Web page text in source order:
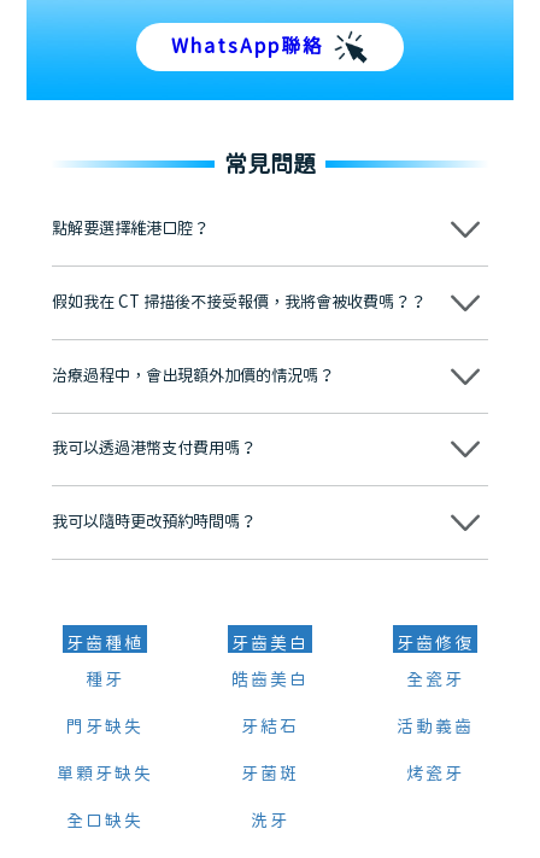
WhatsApp聯絡
常見問題
點解要選擇維港口腔？
維港口腔踐行「醫道濟世」的大學校訓，各分院匯聚來自香港、內地的
牌」、「2025香港企業領袖品牌」，是諾貝爾種植系統全球放心植牙中
至今已服務超過三十個國家和地區的顧客，受到粵港澳大灣區及周邊城
市市民極高的口碑評價及信任推薦 珠海、深圳設有八大分院，香港亦設
有咨詢及服務保障中心，有任何問題都可以隨時預約免費咨詢，讓人十
假如我在 CT 掃描後不接受報價，我將會被收費嗎？？
不會！只要未開始實際服務之前，你不會被收取任何費用。
治療過程中，會出現額外加價的情況嗎？
不會，治療前我們會詳細說明治療方案及對應的價錢，顧客同意並簽字
我可以透過港幣支付費用嗎？
可以。維港口腔會按照當日匯率轉算收取費用，而匯率會及時告知客人
我可以隨時更改預約時間嗎？
可以，請盡早通過wechat或whatsapp聯絡我們，告知我們你原本預約
牙齒種植
種牙
門牙缺失
單顆牙缺失
全口缺失
牙齒美白
皓齒美白
牙結石
牙菌斑
洗牙
牙齒修復
全瓷牙
活動義齒
烤瓷牙